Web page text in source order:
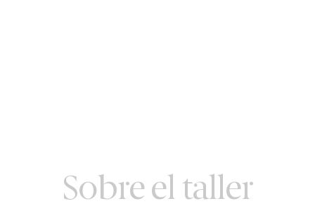
Sobre el taller